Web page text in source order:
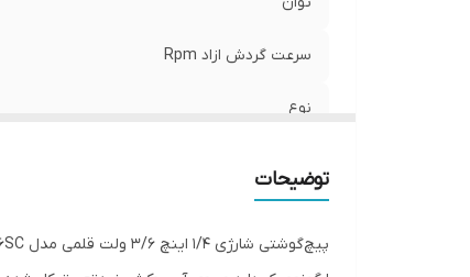
سرعت گردش ازاد Rpm
نوع
توضیحات
پیچ‌گوشتی شارژی 1/4 اینچ 3/6 ولت قلمی مدل 2036SC